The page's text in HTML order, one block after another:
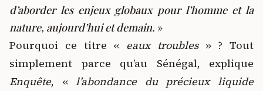
d’aborder les enjeux globaux pour l’homme et la
nature, aujourd’hui et demain. »
Pourquoi ce titre « eaux troubles » ? Tout
simplement parce qu’au Sénégal, explique
Enquête, «l’abondance du précieux liquide